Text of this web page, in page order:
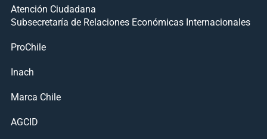
Atención Ciudadana
Subsecretaría de Relaciones Económicas Internacionales
ProChile
Inach
Marca Chile
AGCID